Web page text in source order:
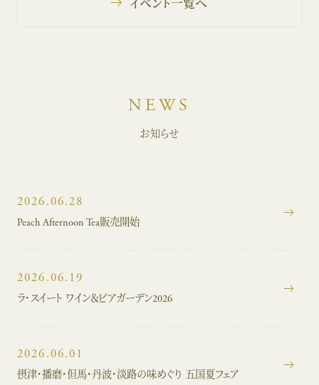
イベント一覧へ
NEWS
お知らせ
2026.06.28
Peach Afternoon Tea販売開始
2026.06.19
ラ・スイート ワイン＆ビアガーデン2026
2026.06.01
摂津・播磨・但馬・丹波・淡路の味めぐり 五国夏フェア